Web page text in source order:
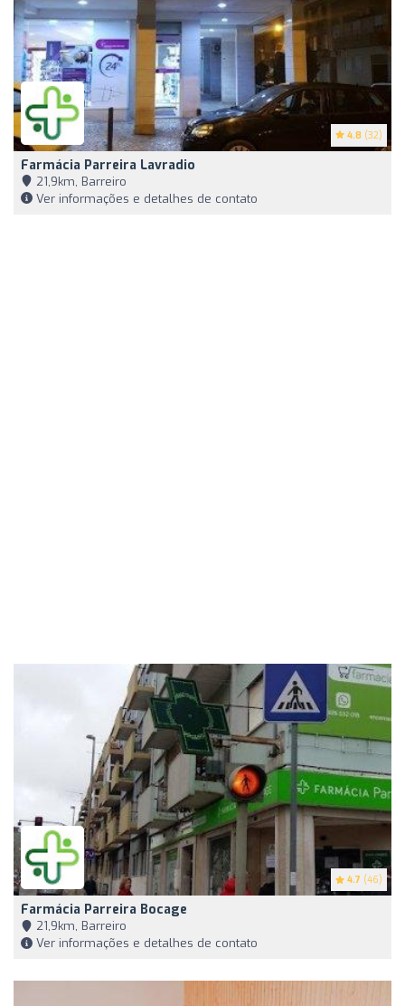
4.8 (32)
Farmácia Parreira Lavradio
21,9km, Barreiro
Ver informações e detalhes de contato
4.7 (46)
Farmácia Parreira Bocage
21,9km, Barreiro
Ver informações e detalhes de contato